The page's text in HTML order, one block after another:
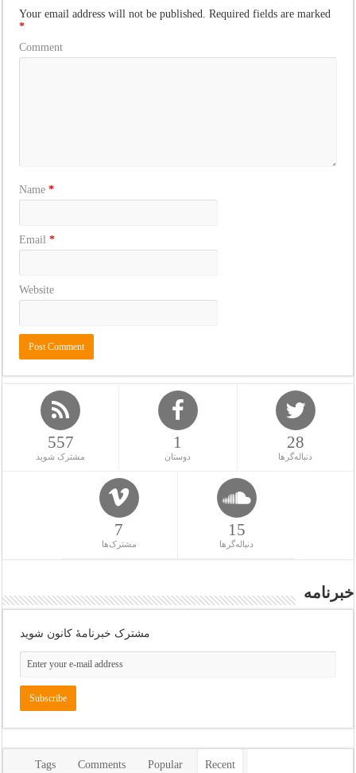
Your email address will not be published. Required fields are marked
*
Comment
Name*
Email*
Website
557
مشترک شوید
1
دوستان
28
دنباله‌گرها
7
مشترک‌ها
15
دنباله‌گرها
خبرنامه
مشترک خبرنامهٔ کانون شوید
Recent
Popular
Comments
Tags